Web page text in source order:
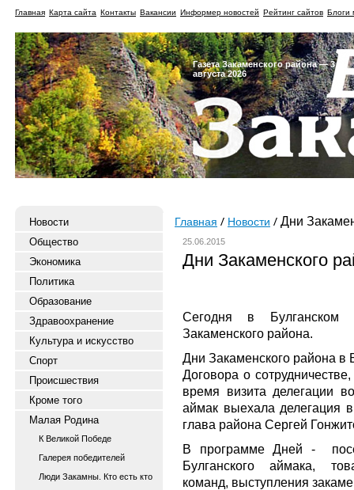
Главная Карта сайта Контакты Вакансии Информер новостей Рейтинг сайтов Блоги
Газета Закаменского района — 3
августа 2026
Новости
Общество
Экономика
Политика
Образование
Здравоохранение
Культура и искусство
Спорт
Происшествия
Кроме того
Малая Родина
К Великой Победе
Галерея победителей
Люди Закамны. Кто есть кто
Главная Новости Дни
25.06.2015
Дни Закаменского
Сегодня в Булганском
Закаменского района.
Дни Закаменского района в
Договора о
время визита делегации
аймак выехала делегация
глава района Сергей
В программе Дней -
Булганского аймака,
команд, выступления